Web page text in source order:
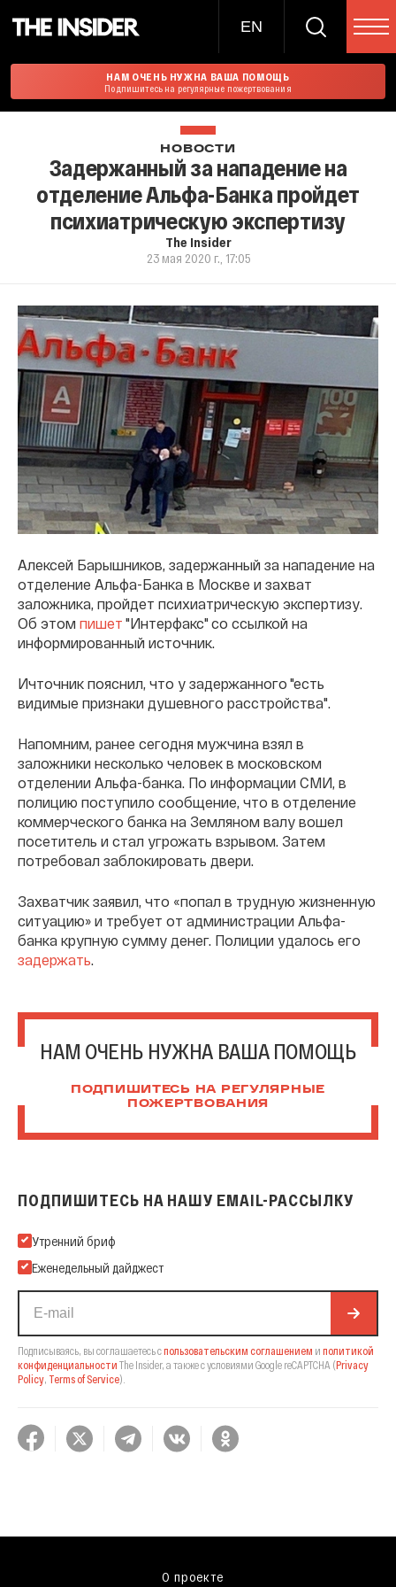
EN
НАМ ОЧЕНЬ НУЖНА ВАША ПОМОЩЬ
Подпишитесь на регулярные пожертвования
НОВОСТИ
Задержанный за нападение на
отделение Альфа-Банка пройдет
психиатрическую экспертизу
The Insider
23 мая 2020 г., 17:05
Алексей Барышников, задержанный за нападение на
отделение Альфа-Банка в Москве и захват
заложника, пройдет психиатрическую экспертизу.
Об этом пишет "Интерфакс" со ссылкой на
информированный источник.
Ичточник пояснил, что у задержанного "есть
видимые признаки душевного расстройства".
Напомним, ранее сегодня мужчина взял в
заложники несколько человек в московском
отделении Альфа-банка. По информации СМИ, в
полицию поступило сообщение, что в отделение
коммерческого банка на Земляном валу вошел
посетитель и стал угрожать взрывом. Затем
потребовал заблокировать двери.
Захватчик заявил, что «попал в трудную жизненную
ситуацию» и требует от администрации Альфа-
банка крупную сумму денег. Полиции удалось его
задержать
НАМ ОЧЕНЬ НУЖНА ВАША ПОМОЩЬ
ПОДПИШИТЕСЬ НА РЕГУЛЯРНЫЕ
ПОЖЕРТВОВАНИЯ
ПОДПИШИТЕСЬ НА НАШУ EMAIL-РАССЫЛКУ
Подпишитесь на нашу Email-рассылку
Утренний бриф
Еженедельный дайджест
Подписываясь, вы соглашаетесь спользовательским соглашением и политикой
конфиденциальности The Insider, а также с условиями Google reCAPTCHA (Privacy
Policy Terms of Service).
О проекте